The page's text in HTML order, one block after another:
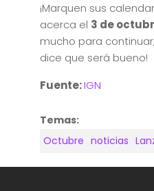
¡Marquen sus
acerca el 3 de
mucho para
dice que será bueno!
Fuente:IGN
Temas:
Octubre noticias